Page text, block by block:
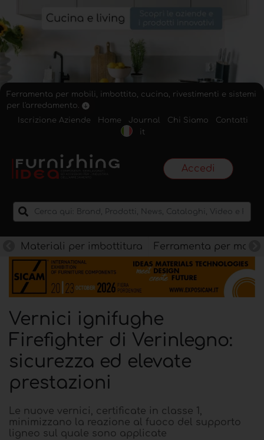
Ferramenta per mobili, imbottito, cucina, rivestimenti e sistemi
per l'arredamento.
Iscrizione Aziende
Home Journal Chi Siamo
Contatti
it
Accedi
Materiali per imbottitura Ferramenta per mobili
Vernici ignifughe
Firefighter di Verinlegno:
sicurezza ed elevate
prestazioni
Le nuove vernici, certificate in classe 1,
minimizzano la reazione al fuoco del supporto
ligneo sul quale sono applicate